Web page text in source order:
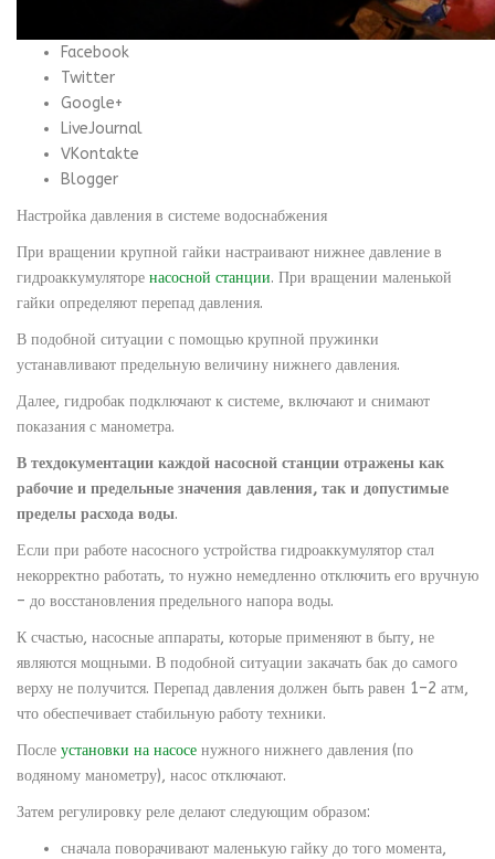
Facebook
Twitter
Google+
LiveJournal
VKontakte
Blogger
Настройка давления в системе водоснабжения
При вращении крупной гайки настраивают нижнее давление в
гидроаккумуляторе насосной станции. При вращении маленькой
гайки определяют перепад давления.
В подобной ситуации с помощью крупной пружинки
устанавливают предельную величину нижнего давления.
Далее, гидробак подключают к системе, включают и снимают
показания с манометра.
В техдокументации каждой насосной станции отражены как
рабочие и предельные значения давления, так и допустимые
пределы расхода воды.
Если при работе насосного устройства гидроаккумулятор стал
некорректно работать, то нужно немедленно отключить его вручную
– до восстановления предельного напора воды.
К счастью, насосные аппараты, которые применяют в быту, не
являются мощными. В подобной ситуации закачать бак до самого
верху не получится. Перепад давления должен быть равен 1–2 атм,
что обеспечивает стабильную работу техники.
После установки на насосе нужного нижнего давления (по
водяному манометру), насос отключают.
Затем регулировку реле делают следующим образом:
сначала поворачивают маленькую гайку до того момента,